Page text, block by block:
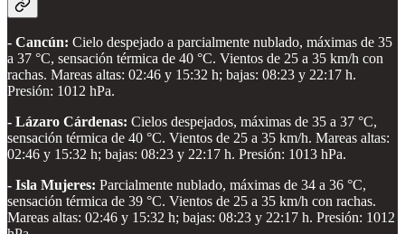
- Cancún: Cielo despejado a parcialmente nublado, máximas de 35
a 37 °C, sensación térmica de 40 °C. Vientos de 25 a 35 km/h con
rachas. Mareas altas: 02:46 y 15:32 h; bajas: 08:23 y 22:17 h.
Presión: 1012 hPa.
- Lázaro Cárdenas: Cielos despejados, máximas de 35 a 37 °C,
sensación térmica de 40 °C. Vientos de 25 a 35 km/h. Mareas altas:
02:46 y 15:32 h; bajas: 08:23 y 22:17 h. Presión: 1013 hPa.
- Isla Mujeres: Parcialmente nublado, máximas de 34 a 36 °C,
sensación térmica de 39 °C. Vientos de 25 a 35 km/h con rachas.
Mareas altas: 02:46 y 15:32 h; bajas: 08:23 y 22:17 h. Presión: 1012